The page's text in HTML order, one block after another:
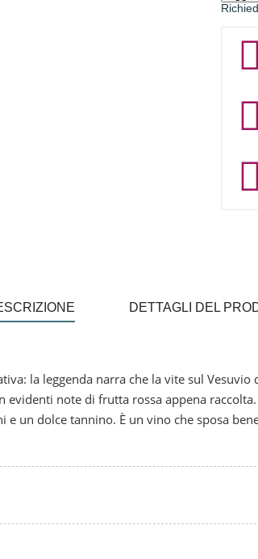
DETTAGLI DEL
la leggenda narra che la vite sul
note di frutta rossa appena
un dolce tannino. È un vino che sposa